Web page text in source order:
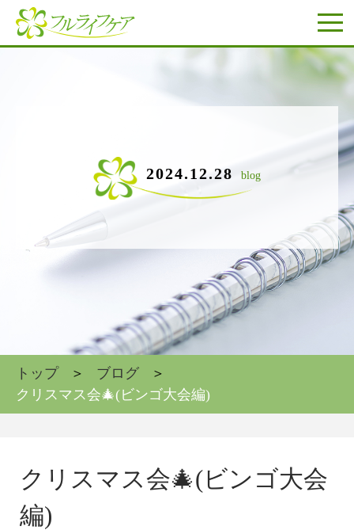
2024.12.28 blog
トップ
ブログ
クリスマス会🎄(ビンゴ大会編)
クリスマス会🎄(ビンゴ大会
編)